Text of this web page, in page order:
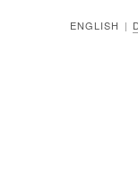
ENGLISH |